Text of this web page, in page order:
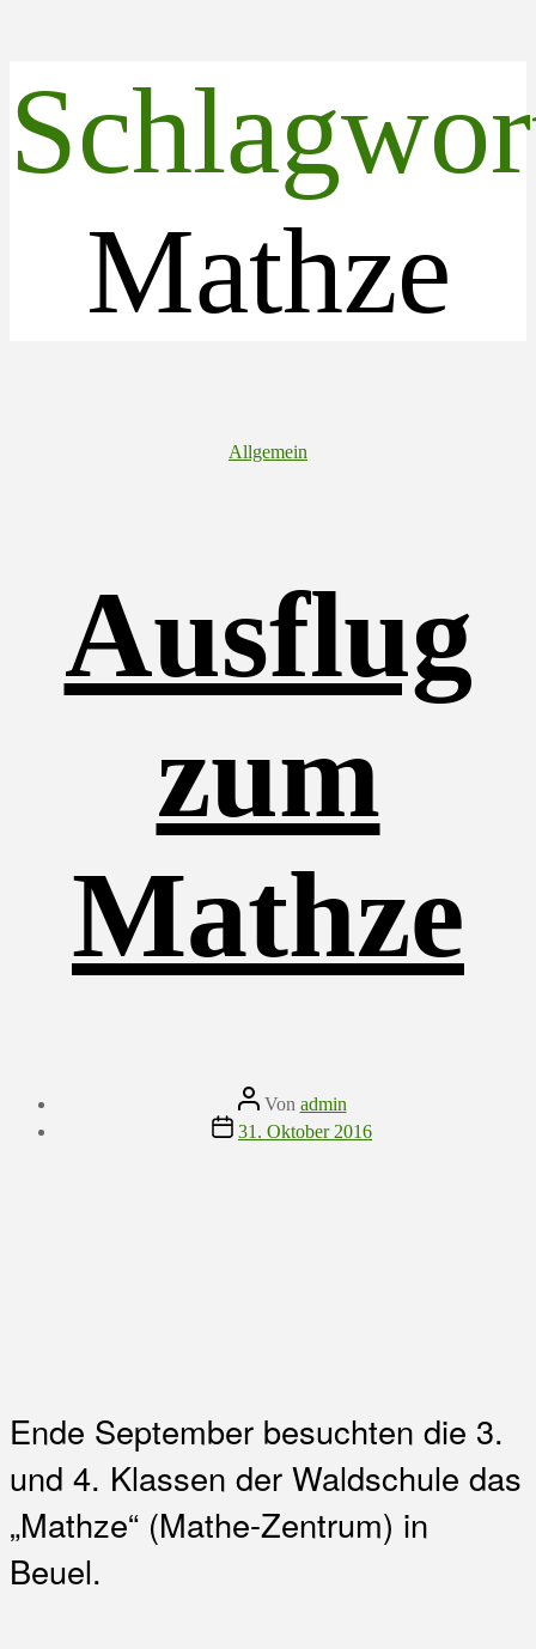
Mathze
Kategorien
Allgemein
Ausflug
zum
Mathze
Beitragsautor
Von admin
Veröffentlichungsdatum
31. Oktober 2016
Ende September besuchten die 3.
und 4. Klassen der Waldschule das
„Mathze“ (Mathe-Zentrum) in
Beuel.